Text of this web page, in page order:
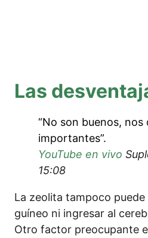
Las
“No son bue­nos,
importantes”.
You­Tube en vivo
15:08
La zeo­li­ta tam­po­co
guí­neo ni ingre­sar al
Otro fac­tor preo­cu­p­an­te